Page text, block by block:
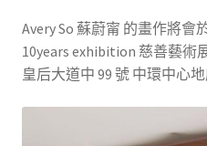
Avery So 蘇蔚甯 的畫作將會
10years exhibition 慈善藝術
皇后大道中 99 號 中環中心